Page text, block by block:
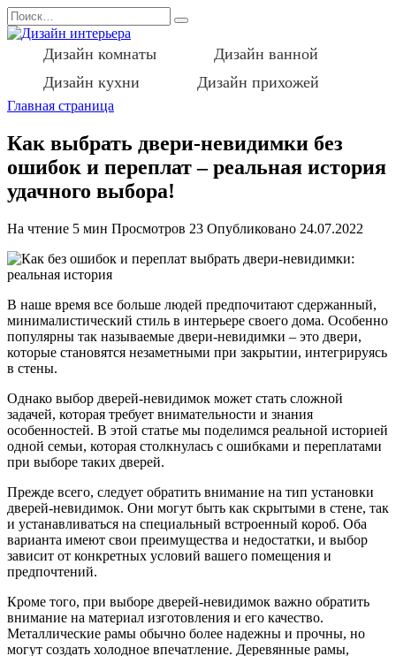
Перейти
к
содержанию
Search
for:
Дизайн комнаты
Дизайн ванной
Дизайн кухни
Дизайн прихожей
Главная страница
Как выбрать двери-невидимки без
ошибок и переплат – реальная история
удачного выбора!
На чтение 5 мин Просмотров 23 Опубликовано 24.07.2022
В наше время все больше людей предпочитают сдержанный,
минималистический стиль в интерьере своего дома. Особенно
популярны так называемые двери-невидимки – это двери,
которые становятся незаметными при закрытии, интегрируясь
в стены.
Однако выбор дверей-невидимок может стать сложной
задачей, которая требует внимательности и знания
особенностей. В этой статье мы поделимся реальной историей
одной семьи, которая столкнулась с ошибками и переплатами
при выборе таких дверей.
Прежде всего, следует обратить внимание на тип установки
дверей-невидимок. Они могут быть как скрытыми в стене, так
и устанавливаться на специальный встроенный короб. Оба
варианта имеют свои преимущества и недостатки, и выбор
зависит от конкретных условий вашего помещения и
предпочтений.
Кроме того, при выборе дверей-невидимок важно обратить
внимание на материал изготовления и его качество.
Металлические рамы обычно более надежны и прочны, но
могут создать холодное впечатление. Деревянные рамы,